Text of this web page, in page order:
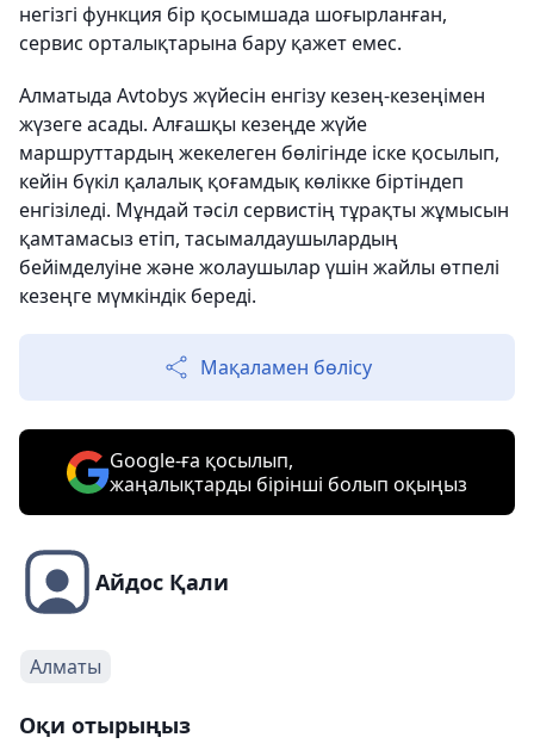
негізгі функция бір қосымшада шоғырланған,
сервис орталықтарына бару қажет емес.
Алматыда Avtobys жүйесін енгізу кезең-кезеңімен
жүзеге асады. Алғашқы кезеңде жүйе
маршруттардың жекелеген бөлігінде іске қосылып,
кейін бүкіл қалалық қоғамдық көлікке біртіндеп
енгізіледі. Мұндай тәсіл сервистің тұрақты жұмысын
қамтамасыз етіп, тасымалдаушылардың
бейімделуіне және жолаушылар үшін жайлы өтпелі
кезеңге мүмкіндік береді.
Мақаламен бөлісу
Google-ға қосылып,
жаңалықтарды бірінші болып оқыңыз
Айдос Қали
Алматы
Оқи отырыңыз